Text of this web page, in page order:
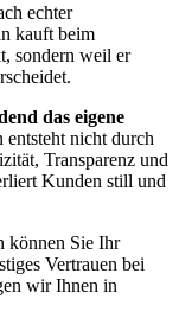
echter
kauft beim
sondern weil er
das eigene
entsteht nicht durch
Transparenz und
Kunden still und
können Sie Ihr
Vertrauen bei
wir Ihnen in